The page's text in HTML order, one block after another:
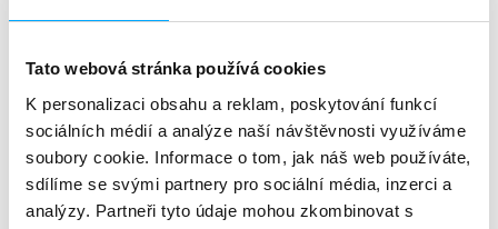
Tato webová stránka používá cookies
K personalizaci obsahu a reklam, poskytování funkcí
sociálních médií a analýze naší návštěvnosti využíváme
soubory cookie. Informace o tom, jak náš web používáte,
sdílíme se svými partnery pro sociální média, inzerci a
analýzy. Partneři tyto údaje mohou zkombinovat s
Category:
webináře
zvíře :
exoti
Description Related (4) Discussion
r
e
c
o
m
m
e
n